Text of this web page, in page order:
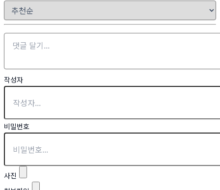
작성자
비밀번호
사진